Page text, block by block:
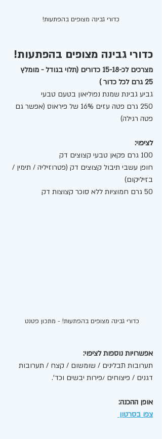
כדורי גבינה מצופים בהפתעות!
כדורי גבינה מצופים בהפתעות!
מצרכים לכ-15-18 כדורים (תלוי בגודל - מומלץ
25 גרם לכל כדור )
גביע גבינת שמנת נפוליאון בטעם טבעי
250 גרם פטה עזים 16% של פיראוס (אפשר גם
פטה רגילה)
לציפוי:
100 גרם פקאן טבעי קצוצים דק
חופן עשבי תיבול קצוצים דק (פטרוזיליה / תימין /
בזיליקום)
50 גרם חמוציות ללא סוכר קצוצות דק
כדורי גבינה מצופים בהפתעות! - מתכון פטנט
אפשרויות נוספות לציפוי:
תערובות תבלינים / שומשום / קצח / תערובות
דגנים / פיצוחים /פירות יבשים וכד'.
אופן ההכנה:
צפו בסרטון